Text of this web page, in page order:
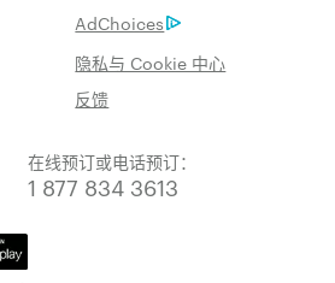
AdChoices
隐私与 Cookie 中心
反馈
在线预订或电话预订：
1 877 834 3613